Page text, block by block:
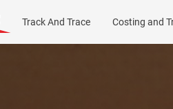
Track And Trace Costing and